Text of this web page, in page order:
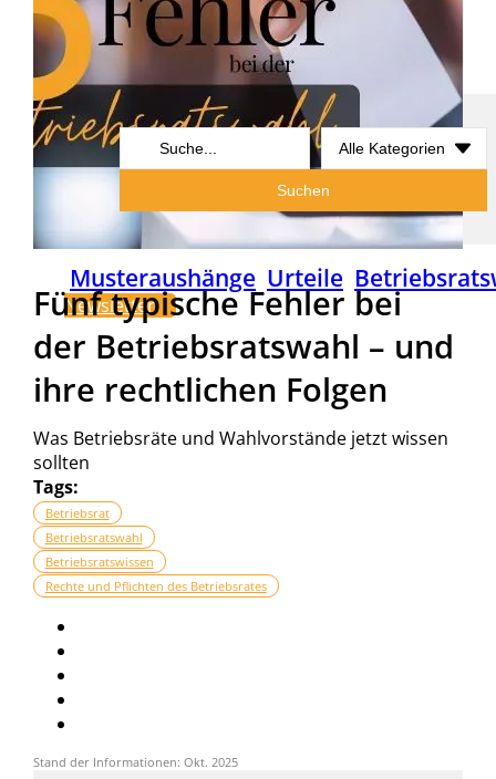
Suche
Search
Suchen
Musteraushänge Urteile
Newsletter
Fünf typische Fehler bei
der Betriebsratswahl – und
ihre rechtlichen Folgen
Was Betriebsräte und Wahlvorstände jetzt wissen
sollten
Tags:
Betriebsrat
Betriebsratswahl
Betriebsratswissen
Rechte und Pflichten des Betriebsrates
Stand der Informationen: Okt. 2025